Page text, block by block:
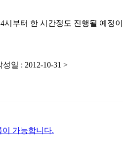
부터 한 시간정도 진행될 예정이
일 : 2012-10-31 >
가능합니다.